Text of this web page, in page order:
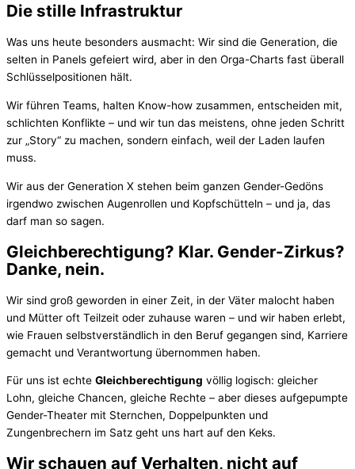
Die stille Infrastruktur
Was uns heute besonders ausmacht: Wir sind die Generation, die
selten in Panels gefeiert wird, aber in den Orga-Charts fast überall
Schlüsselpositionen hält.
Wir führen Teams, halten Know-how zusammen, entscheiden mit,
schlichten Konflikte – und wir tun das meistens, ohne jeden Schritt
zur „Story“ zu machen, sondern einfach, weil der Laden laufen
muss.
Wir aus der Generation X stehen beim ganzen Gender-Gedöns
irgendwo zwischen Augenrollen und Kopfschütteln – und ja, das
darf man so sagen.
Gleichberechtigung? Klar. Gender-Zirkus?
Danke, nein.
Wir sind groß geworden in einer Zeit, in der Väter malocht haben
und Mütter oft Teilzeit oder zuhause waren – und wir haben erlebt,
wie Frauen selbstverständlich in den Beruf gegangen sind, Karriere
gemacht und Verantwortung übernommen haben.
Für uns ist echte Gleichberechtigung völlig logisch: gleicher
Lohn, gleiche Chancen, gleiche Rechte – aber dieses aufgepumpte
Gender-Theater mit Sternchen, Doppelpunkten und
Zungenbrechern im Satz geht uns hart auf den Keks.
Wir schauen auf Verhalten, nicht auf